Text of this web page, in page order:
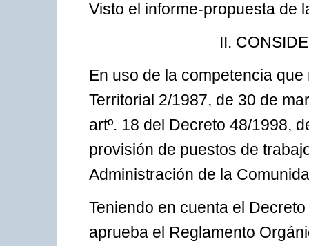
Visto el informe-propuesta de
II.
En uso de la competencia
Territorial 2/1987, de 30 de
artº. 18 del Decreto 48/1998,
provisión de puestos de
Administración de la
Teniendo en cuenta el
aprueba el Reglamento